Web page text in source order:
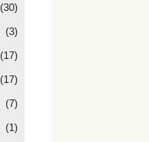
(30)
(3)
(17)
(17)
(7)
(1)